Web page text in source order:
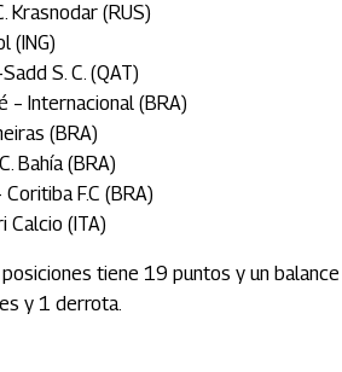
Krasnodar (RUS)
(ING)
S. C. (QAT)
– Internacional (BRA)
(BRA)
Bahía (BRA)
F.C (BRA)
Calcio (ITA)
tiene 19 puntos y un balance
y 1 derrota.